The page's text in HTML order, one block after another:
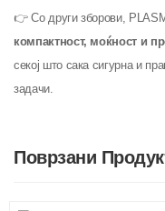
👉 Со други зборови,
компактност, моќност и
секој што сака сигурна и
задачи.
Поврзани